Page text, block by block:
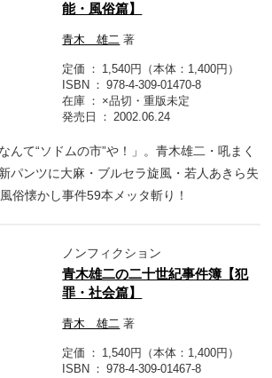
能・風俗篇】
青木 雄二 著
定価
1,540円（本体：1,400円）
ISBN
978-4-309-01470-8
在庫
×品切・重版未定
発売日
2002.06.24
んて“ソドムの市”や！」。青木雄二・吼まく
パンツに大麻・ブルセラ旋風・若人あきら失
懐かし事件59本メッタ斬り！
ノンフィクション
青木雄二の二十世紀事件簿【犯
罪・社会篇】
青木 雄二 著
定価
1,540円（本体：1,400円）
ISBN
978-4-309-01467-8